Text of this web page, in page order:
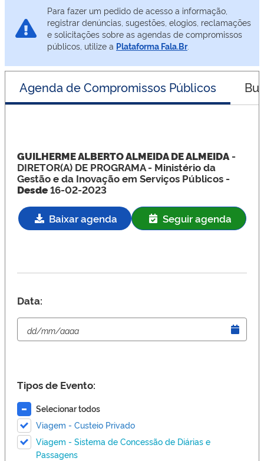
Para fazer um pedido de acesso a informação,
registrar denúncias, sugestões, elogios, reclamações
e solicitações sobre as agendas de compromissos
públicos, utilize a Plataforma Fala.Br.
Agenda de Compromissos Públicos
GUILHERME ALBERTO ALMEIDA DE ALMEIDA -
DIRETOR(A) DE PROGRAMA- Ministério da
Gestão e da Inovação em Serviços Públicos -
Desde16-02-2023
Baixar agenda Seguir agenda
Data:
Tipos de Evento:
Selecionar todos
Viagem - Custeio Privado
Viagem - Sistema de Concessão de Diárias e
Passagens